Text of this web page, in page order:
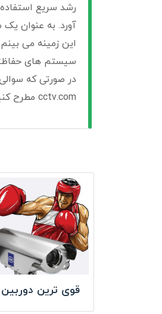
رشد سریع
آورد. به عنوان یک
این زمینه می
سیستم های
cctv.com مطرح کنید. سعی خواهم کرد در اولین فرصت به سوالات شما پاسخ دهم.
قوی ترین